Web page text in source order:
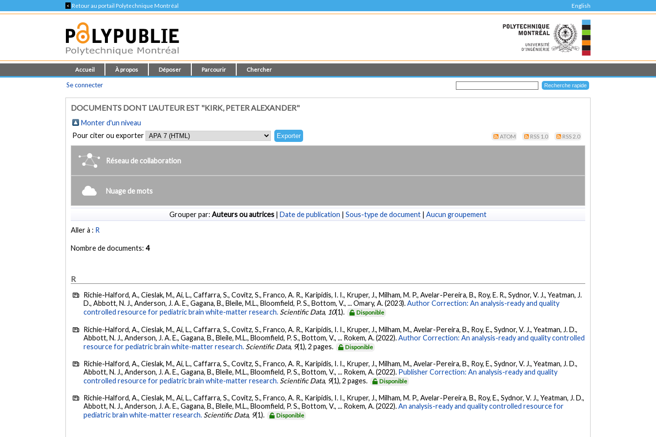
< Retour au portail Polytechnique Montréal English
Accueil À propos Déposer Parcourir Chercher
Se connecter
DOCUMENTS DONT L'AUTEUR EST "KIRK, PETER ALEXANDER"
Monter d'un niveau
Pour citer ou exporter
ATOM RSS 1.0 RSS 2.0
Réseau de collaboration
Nuage de mots
Grouper par: Auteurs ou autrices | Date de publication | Sous-type de document | Aucun groupement
Aller à : R
Nombre de documents:4
R
Richie-Halford, A., Cieslak, M., Ai, L., Caffarra, S., Covitz, S., Franco, A. R., Karipidis, I. I., Kruper, J., Milham, M. P., Avelar-Pereira, B., Roy, E. R., Sydnor, V. J., Yeatman, J.
D., Abbott, N. J., Anderson, J. A. E., Gagana, B., Bleile, M.L., Bloomfield, P. S., Bottom, V., ... Omary, A. (2023).Author Correction: An analysis-ready and quality
controlled resource for pediatric brain white-matter research. Scientific Data, 10(1). Disponible
Richie-Halford, A., Cieslak, M., Ai, L., Caffarra, S., Covitz, S., Franco, A. R., Karipidis, I. I., Kruper, J., Milham, M., Avelar-Pereira, B., Roy, E., Sydnor, V. J., Yeatman, J. D.,
Abbott, N. J., Anderson, J. A. E., Gagana, B., Bleile, M.L., Bloomfield, P. S., Bottom, V., ... Rokem, A. (2022).Author Correction: An analysis-ready and quality controlled
resource for pediatric brain white-matter research. Scientific Data, 9(1), 2 pages. Disponible
Richie-Halford, A., Cieslak, M., Ai, L., Caffarra, S., Covitz, S., Franco, A. R., Karipidis, I. I., Kruper, J., Milham, M., Avelar-Pereira, B., Roy, E., Sydnor, V. J., Yeatman, J. D.,
Abbott, N. J., Anderson, J. A. E., Gagana, B., Bleile, M.L., Bloomfield, P. S., Bottom, V., ... Rokem, A. (2022). Publisher Correction: An analysis-ready and quality
controlled resource for pediatric brain white-matter research. Scientific Data, 9(1), 2 pages. Disponible
Richie-Halford, A., Cieslak, M., Ai, L., Caffarra, S., Covitz, S., Franco, A. R., Karipidis, I. I., Kruper, J., Milham, M. P., Avelar-Pereira, B., Roy, E., Sydnor, V. J., Yeatman, J. D.,
Abbott, N. J., Anderson, J. A. E., Gagana, B., Bleile, M.L., Bloomfield, P. S., Bottom, V., ... Rokem, A. (2022).An analysis-ready and quality controlled resource for
pediatric brain white-matter research. Scientific Data, 9(1). Disponible